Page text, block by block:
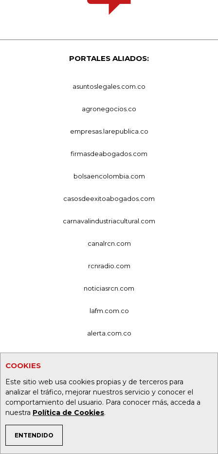
COOKIES
Este sitio web usa cookies propias y de terceros para
analizar el tráfico, mejorar nuestros servicio y conocer el
comportamiento del usuario. Para conocer más, acceda a
nuestra Política de Cookies.
ENTENDIDO
TEMAS DE INTERÉS
PORTALES ALIADOS:
asuntoslegales.com.co
agronegocios.co
empresas.larepublica.co
firmasdeabogados.com
bolsaencolombia.com
casosdeexitoabogados.com
carnavalindustriacultural.com
canalrcn.com
rcnradio.com
noticiasrcn.com
lafm.com.co
alerta.com.co
deportesrcn.com
Organización Ardila Lülle - oal.com.co